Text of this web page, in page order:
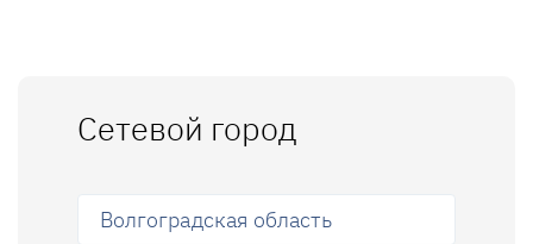
Сетевой город
Волгоградская область